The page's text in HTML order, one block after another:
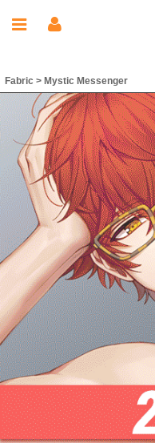
Fabric > Mystic Messenger